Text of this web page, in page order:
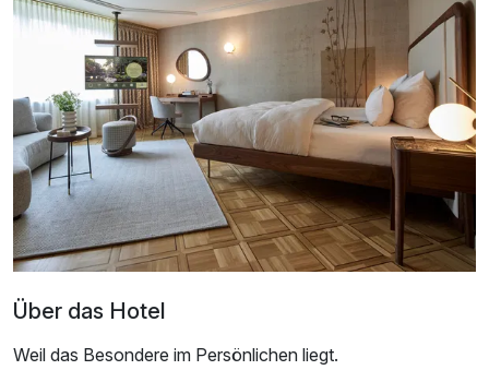
Ausstattung
Für 4 Tage p.P. ab285,00 €
Über das Hotel
Weil das Besondere im Persönlichen liegt.